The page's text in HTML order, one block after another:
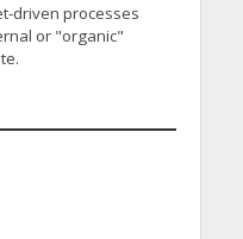
driven processes
or "organic"